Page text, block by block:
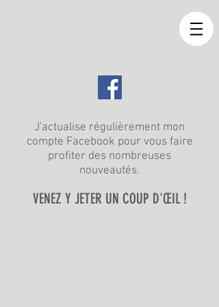
J'actualise régulièrement mon
compte Facebook pour vous faire
profiter des nombreuses
nouveautés.
VENEZ Y JETER UN COUP D'ŒIL !